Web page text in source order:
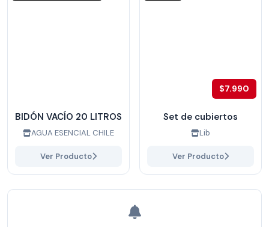
BIDÓN VACÍO 20 LITROS
AGUA ESENCIAL CHILE
Ver Producto
$7.990
Set de cubiertos
Lib
Ver Producto